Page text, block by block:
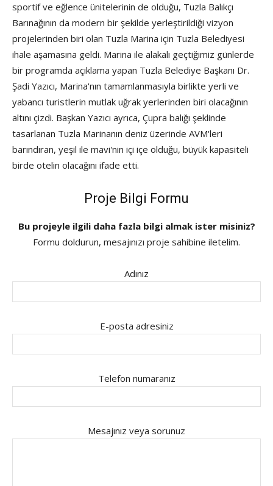
sportif ve eğlence ünitelerinin de olduğu, Tuzla Balıkçı
Barınağının da modern bir şekilde yerleştirildiği vizyon
projelerinden biri olan Tuzla Marina için Tuzla Belediyesi
ihale aşamasına geldi. Marina ile alakalı geçtiğimiz günlerde
bir programda açıklama yapan Tuzla Belediye Başkanı Dr.
Şadi Yazıcı, Marina'nın tamamlanmasıyla birlikte yerli ve
yabancı turistlerin mutlak uğrak yerlerinden biri olacağının
altını çizdi. Başkan Yazıcı ayrıca, Çupra balığı şeklinde
tasarlanan Tuzla Marinanın deniz üzerinde AVM'leri
barındıran, yeşil ile mavi'nin içi içe olduğu, büyük kapasiteli
birde otelin olacağını ifade etti.
Proje Bilgi Formu
Bu projeyle ilgili daha fazla bilgi almak ister misiniz?
Formu doldurun, mesajınızı proje sahibine iletelim.
Adınız
E-posta adresiniz
Telefon numaranız
Mesajınız veya sorunuz